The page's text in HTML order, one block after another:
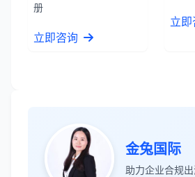
册
立即咨询
立即
金兔国际
助力企业合规